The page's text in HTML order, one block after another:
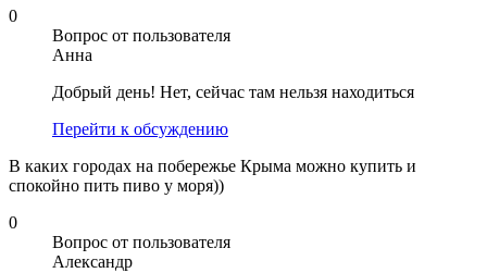
0
Вопрос от пользователя
Анна
Добрый день! Нет, сейчас там нельзя находиться
Перейти к обсуждению
В каких городах на побережье Крыма можно купить и
спокойно пить пиво у моря))
0
Вопрос от пользователя
Александр